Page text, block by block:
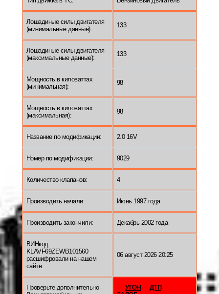
Лошадиные силы двигателя
(минимальные данные):
133
Лошадиные силы двигателя
(максимальные данные):
133
Мощность в киловаттах
(минимальная):
98
Мощность в киловаттах
(максимальная):
98
Название по модификации: 2.0 16V
Номер по модификации: 9029
Количество клапанов: 4
Производить начали: Июнь 1997 года
Производить закончили: Декабрь 2002 года
ВИНкод
KLAVF69ZEWB101560
расшифровали на нашем
сайте:
06 август 2026 20:25
Проверьте дополнительно
УГОН
ДТП